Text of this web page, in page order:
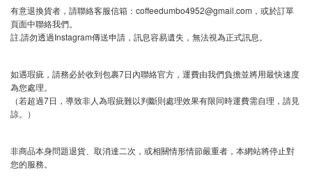
有意退換貨者，請聯絡客服信箱：coffeedumbo4952@gmail.com，或於訂單
頁面中聯絡我們。
註.請勿透過Instagram傳送申請，訊息容易遺失，無法視為正式訊息。
如遇瑕疵，請務必於收到包裹7日內聯絡官方，運費由我們負擔並將用最快速度
為您處理。
（若超過7日，導致非人為瑕疵難以判斷則處理效果有限同時運費需自理，請見
諒。）
非商品本身問題退貨、取消達二次，或相關情形情節嚴重者，本網站將停止對
您的服務。